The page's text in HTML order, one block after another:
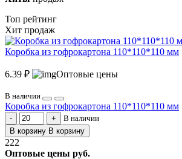
Топ рейтинг
Хит продаж
Коробка из гофрокартона 110*110*110 мм
6.39 ₽ Оптовые цены
В наличии
Коробка из гофрокартона 110*110*110 мм
В наличии
В корзину В корзину
222
Оптовые цены руб.